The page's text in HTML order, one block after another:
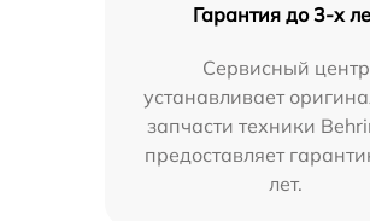
Гарантия до 3-х
Сервисный центр
устанавливает
запчасти техники
предоставляет
лет.